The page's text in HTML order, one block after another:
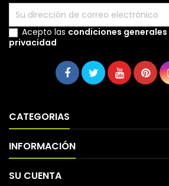
Acepto las condiciones generales
privacidad
CATEGORIAS
INFORMACIÓN
SU CUENTA